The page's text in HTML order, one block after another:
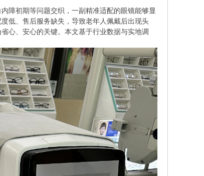
初期等问题交织，一副精准适配的眼镜能够显
低、售后服务缺失，导致老年人佩戴后出现头
心、安心的关键。本文基于行业数据与实地调